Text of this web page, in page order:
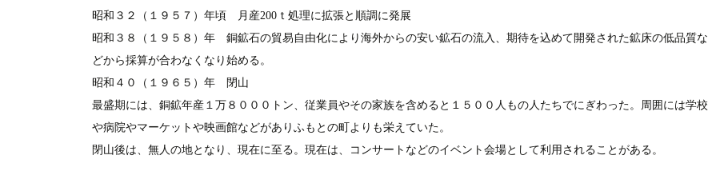
昭和３２（１９５７）年頃 月産200ｔ処理に拡張と順調に発展
昭和３８（１９５８）年 銅鉱石の貿易自由化により海外からの安い鉱石の流入、期待を込めて開発された鉱床の低品質な
どから採算が合わなくなり始める。
昭和４０（１９６５）年 閉山
最盛期には、銅鉱年産１万８０００トン、従業員やその家族を含めると１５００人もの人たちでにぎわった。周囲には学校
や病院やマーケットや映画館などがありふもとの町よりも栄えていた。
閉山後は、無人の地となり、現在に至る。現在は、コンサートなどのイベント会場として利用されることがある。